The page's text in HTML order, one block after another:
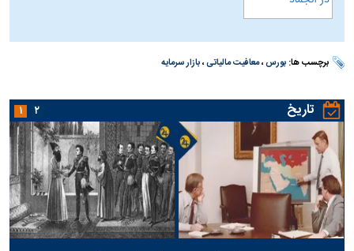
برچسب ها:بورس،معافیت مالیاتی،بازار سرمایه
تاریخ ۱ ۲